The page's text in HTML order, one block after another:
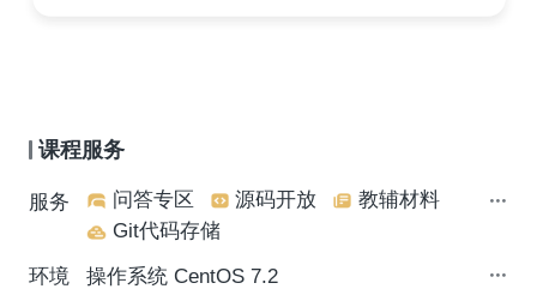
课程服务
服务 问答专区 源码开放
教辅材料
Git代码存储
环境
操作系统 CentOS 7.2